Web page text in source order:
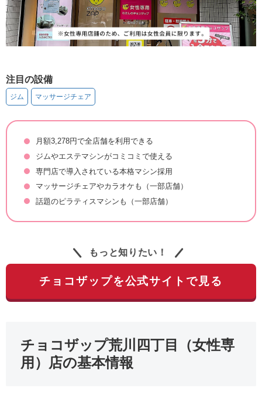
注目の設備
ジム マッサージチェア
月額3,278円で全店舗を利用できる
ジムやエステマシンがコミコミで使える
専門店で導入されている本格マシン採用
マッサージチェアやカラオケも（一部店舗）
話題のピラティスマシンも（一部店舗）
もっと知りたい！
チョコザップを公式サイトで見る
チョコザップ荒川四丁目（女性専
用）店の基本情報